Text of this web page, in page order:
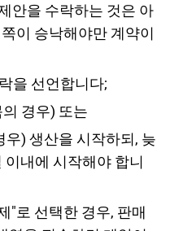
안을 수락하는 것은 아
이 승낙해야만 계약이
을 선언합니다;
경우) 또는
우) 생산을 시작하되, 늦
내에 시작해야 합니
"로 선택한 경우, 판매